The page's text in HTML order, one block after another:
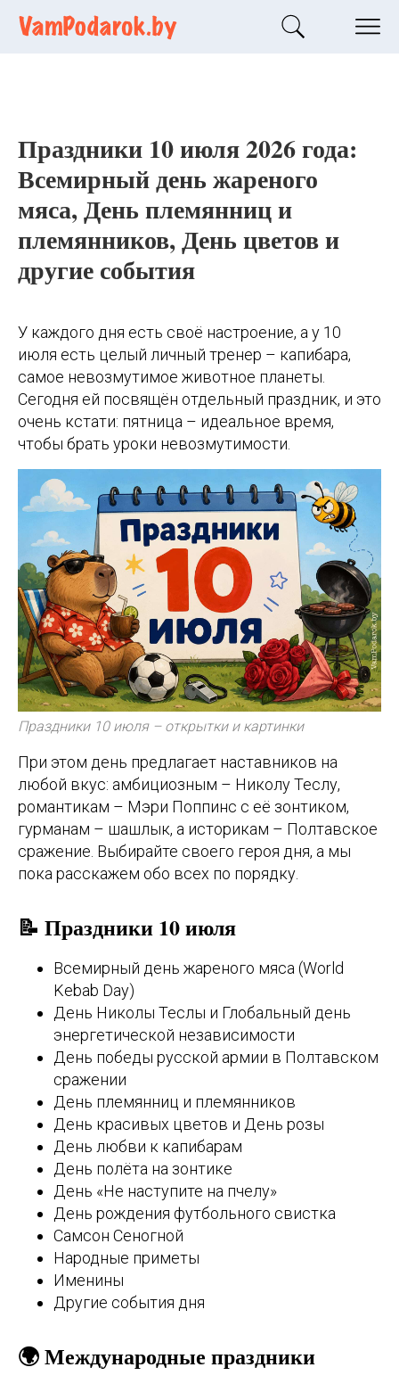
Праздники 10 июля 2026 года:
Всемирный день жареного
мяса, День племянниц и
племянников, День цветов и
другие события
У каждого дня есть своё настроение, а у 10
июля есть целый личный тренер – капибара,
самое невозмутимое животное планеты.
Сегодня ей посвящён отдельный праздник, и это
очень кстати: пятница – идеальное время,
чтобы брать уроки невозмутимости.
Праздники 10 июля – открытки и картинки
При этом день предлагает наставников на
любой вкус: амбициозным – Николу Теслу,
романтикам – Мэри Поппинс с её зонтиком,
гурманам – шашлык, а историкам – Полтавское
сражение. Выбирайте своего героя дня, а мы
пока расскажем обо всех по порядку.
📝 Праздники 10 июля
Всемирный день жареного мяса (World
Kebab Day)
День Николы Теслы и Глобальный день
энергетической независимости
День победы русской армии в Полтавском
сражении
День племянниц и племянников
День красивых цветов и День розы
День любви к капибарам
День полёта на зонтике
День «Не наступите на пчелу»
День рождения футбольного свистка
Самсон Сеногной
Народные приметы
Именины
Другие события дня
🌍 Международные праздники